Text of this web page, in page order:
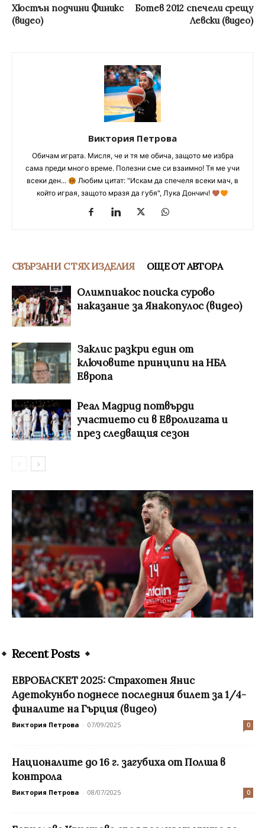
Хюстън подчини Финикс
(видео)
Ботев 2012 спечели срещу
Левски (видео)
Виктория Петрова
Обичам играта. Мисля, че и тя ме обича, защото ме избра
сама преди много време. Полезни сме си взаимно! Тя ме учи
всеки ден...
Любим цитат: "Искам да спечеля всеки мач, в
който играя, защото мразя да губя", Лука Дончич!
СВЪРЗАНИ С ТЯХ ИЗДЕЛИЯ ОЩЕ ОТ АВТОРА
Олимпиакос поиска сурово
наказание за Янакопулос (видео)
Заклис разкри един от
ключовите принципи на НБА
Европа
Реал Мадрид потвърди
участието си в Евролигата и
през следващия сезон
Recent Posts
ЕВРОБАСКЕТ 2025: Страхотен Янис
Адетокунбо поднесе последния билет за 1/4-
финалите на Гърция (видео)
Виктория Петрова - 07/09/2025 0
Националите до 16 г. загубиха от Полша в
контрола
Виктория Петрова - 08/07/2025 0